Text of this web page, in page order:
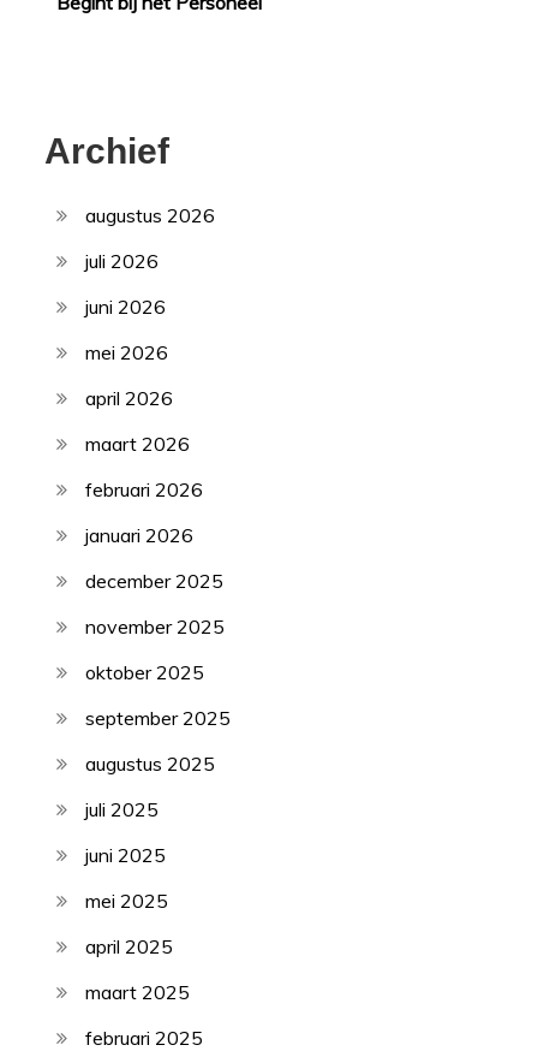
Archief
augustus 2026
juli 2026
juni 2026
mei 2026
april 2026
maart 2026
februari 2026
januari 2026
december 2025
november 2025
oktober 2025
september 2025
augustus 2025
juli 2025
juni 2025
mei 2025
april 2025
maart 2025
februari 2025